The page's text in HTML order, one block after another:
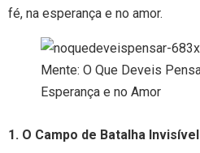
fé, na esperança e no amor.
1. O Campo de Batalha Invisível